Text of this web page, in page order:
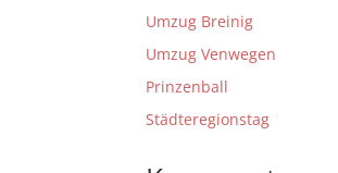
Umzug Breinig
Umzug Venwegen
Prinzenball
Städteregionstag